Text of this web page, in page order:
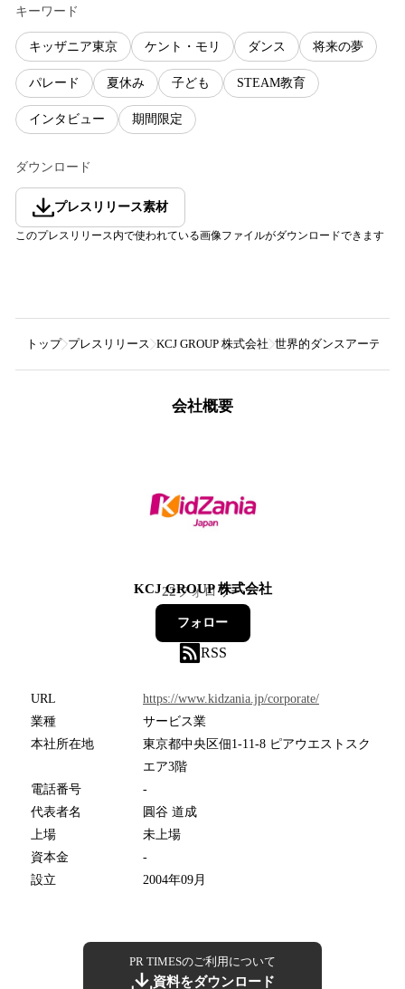
キーワード
キッザニア東京 ケント・モリ ダンス 将来の夢
パレード 夏休み 子ども STEAM教育
インタビュー 期間限定
ダウンロード
プレスリリース素材
このプレスリリース内で使われている画像ファイルがダウンロードできます
トップ プレスリリース KCJ GROUP 株式会社 世界的ダンスアーティ
会社概要
KCJ GROUP 株式会社
22フォロワー
フォロー
RSS
URL
https://www.kidzania.jp/corporate/
業種
サービス業
本社所在地
東京都中央区佃1-11-8 ピアウエストスク
エア3階
電話番号
-
代表者名
圓谷 道成
上場
未上場
資本金
-
設立
2004年09月
PR TIMESのご利用について
資料をダウンロード